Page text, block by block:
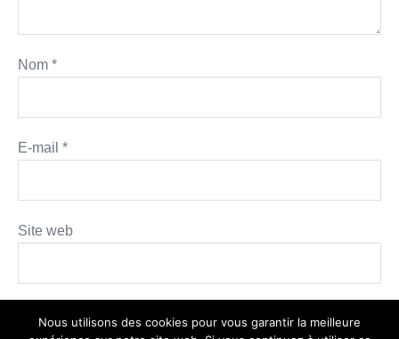
Nom *
E-mail *
Site web
Nous utilisons des cookies pour vous garantir la meilleure